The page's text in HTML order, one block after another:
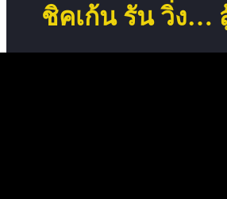
ชิคเก้น รัน วิ่ง…